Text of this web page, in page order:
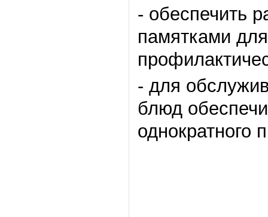
- обеспечить
памятками
- для
блюд
однократного